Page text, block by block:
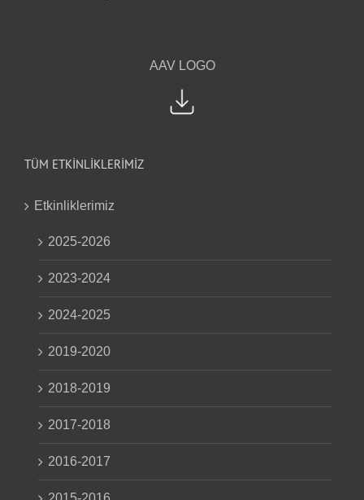
AAV LOGO
TÜM ETKİNLİKLERİMİZ
Etkinliklerimiz
2025-2026
2023-2024
2024-2025
2019-2020
2018-2019
2017-2018
2016-2017